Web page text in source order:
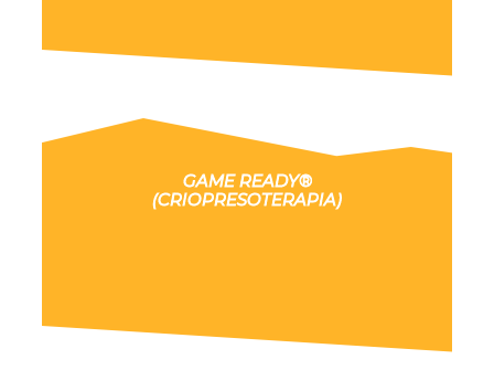
GAME READY®
(CRIOPRESOTERAPIA)